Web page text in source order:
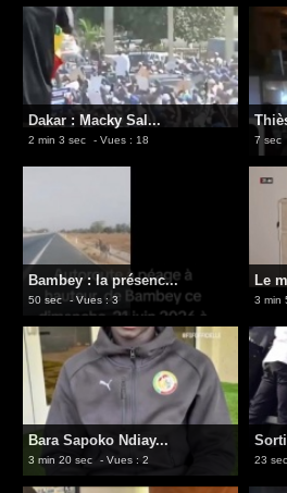
Dakar : Macky Sal...
2 min 3 sec - Vues : 18 7 sec
Bambey : la présenc...
50 sec - Vues : 3
Le
3 min
Bara Sapoko Ndiay...
3 min 20 sec - Vues : 2 23 sec